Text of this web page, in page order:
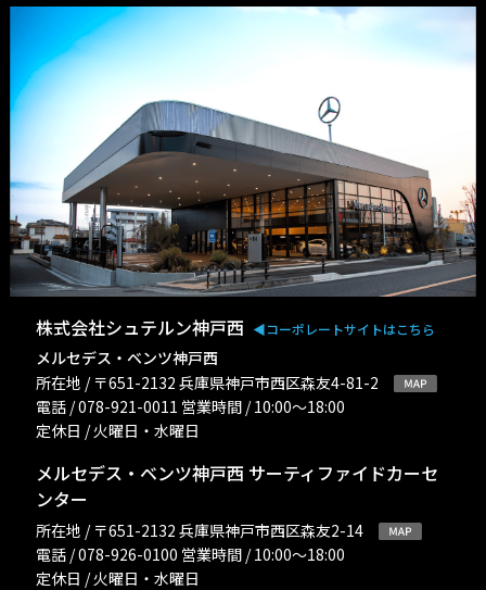
株式会社シュテルン神戸西 ◀︎コーポレートサイトはこちら
メルセデス・ベンツ神戸西
所在地 / 〒651-2132 兵庫県神戸市西区森友4-81-2
電話 / 078-921-0011 営業時間 / 10:00〜18:00
定休日 / 火曜日・水曜日
メルセデス・ベンツ神戸西 サーティファイドカーセ
ンター
所在地 / 〒651-2132 兵庫県神戸市西区森友2-14
電話 / 078-926-0100 営業時間 / 10:00〜18:00
定休日 / 火曜日・水曜日